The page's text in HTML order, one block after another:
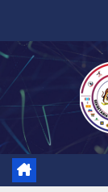
content